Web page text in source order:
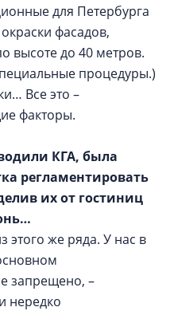
для Петербурга
фасадов,
высоте до 40 метров.
процедуры.)
Все это –
факторы.
КГА, была
регламентировать
их от гостиниц
этого же ряда. У нас в
запрещено, –
нередко